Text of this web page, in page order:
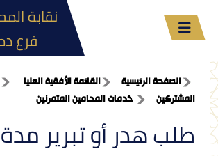
فرع
الصفحة الرئيسية القائمة الأفقية العليا
المشتركين
خدمات المحامين المتمرنين
طلب هدر أو تبرير مدة